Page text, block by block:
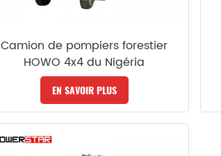
Camion de pompiers forestier
HOWO 4x4 du Nigéria
EN SAVOIR PLUS